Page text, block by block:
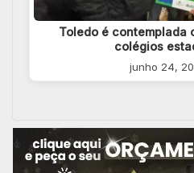
Toledo é contemplada
colégios
junho 24,